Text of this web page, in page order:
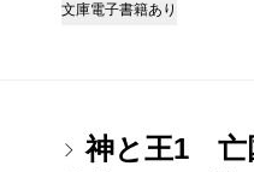
文庫電子書籍あり
神と王1 亡